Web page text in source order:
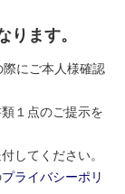
ります。
にご本人様確認
１点のご提示を
してください。
プライバシーポリ